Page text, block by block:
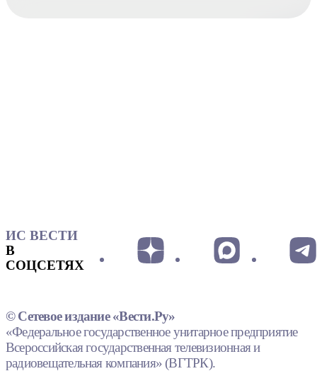
ИС ВЕСТИ
В
СОЦСЕТЯХ
© Сетевое издание «Вести.Ру»
«Федеральное государственное унитарное предприятие
Всероссийская государственная телевизионная и
радиовещательная компания» (ВГТРК).